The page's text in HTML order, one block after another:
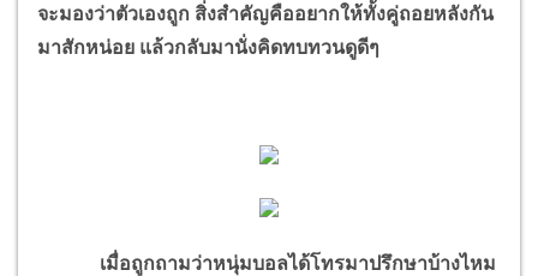
จะมองว่าตัวเองถูก สิ่งสำคัญคืออยากให้ทั้งคู่ถอยหลังกัน
มาสักหน่อย แล้วกลับมานั่งคิดทบทวนดูดีๆ
เมื่อถูกถามว่าหนุ่มบอลได้โทรมาปรึกษาบ้างไหม